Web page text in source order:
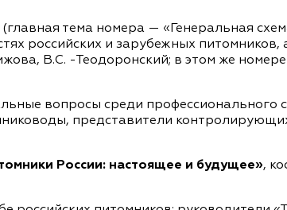
тема номера — «Генеральная
российских и зарубежных питомников,
В.С. -Теодоронский; в этом же
вопросы среди профессионального
представители
России: настоящее и будущее»,